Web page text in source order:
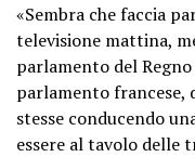
«Sembra che faccia
televisione mattina,
parlamento del
parlamento francese,
stesse conducendo
essere al tavolo delle